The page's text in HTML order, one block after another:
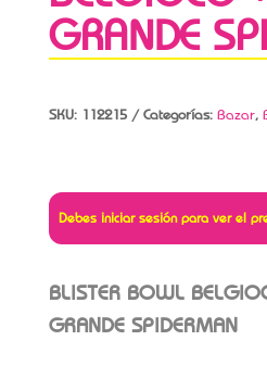
GRANDE
SKU: 112215 Categorías: Bazar,
Debes iniciar sesión para ver el
BLISTER BOWL
GRANDE SPIDERMAN